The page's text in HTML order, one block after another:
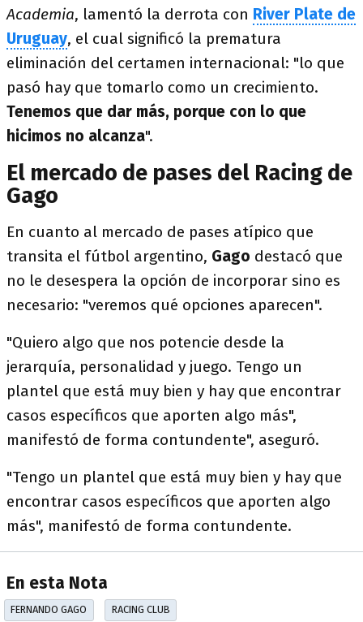
Academia, lamentó la derrota con River Plate de
Uruguay, el cual significó la prematura
eliminación del certamen internacional: "lo que
pasó hay que tomarlo como un crecimiento.
Tenemos que dar más, porque con lo que
hicimos no alcanza".
El mercado de pases del Racing de
Gago
En cuanto al mercado de pases atípico que
transita el fútbol argentino, Gago destacó que
no le desespera la opción de incorporar sino es
necesario: "veremos qué opciones aparecen".
"Quiero algo que nos potencie desde la
jerarquía, personalidad y juego. Tengo un
plantel que está muy bien y hay que encontrar
casos específicos que aporten algo más",
manifestó de forma contundente", aseguró.
"Tengo un plantel que está muy bien y hay que
encontrar casos específicos que aporten algo
más", manifestó de forma contundente.
En esta Nota
FERNANDO GAGO RACING CLUB